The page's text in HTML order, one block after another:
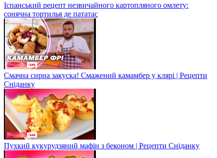
Іспанський рецепт незвичайного картопляного омлету:
сонячна тортилья де пататас
Смачна сирна закуска! Смажений камамбер у клярі | Рецепти
Сніданку
Пухкий кукурудзяний мафін з беконом | Рецепти Сніданку